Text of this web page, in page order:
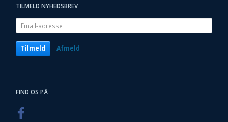
TILMELD NYHEDSBREV
Email-
adresse
Tilmeld Afmeld
FIND OS PÅ